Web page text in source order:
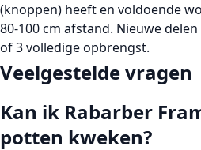
(knoppen) heeft en voldoende
80-100 cm afstand. Nieuwe
of 3 volledige opbrengst.
Veelgestelde vragen
Kan ik Rabarber
potten kweken?